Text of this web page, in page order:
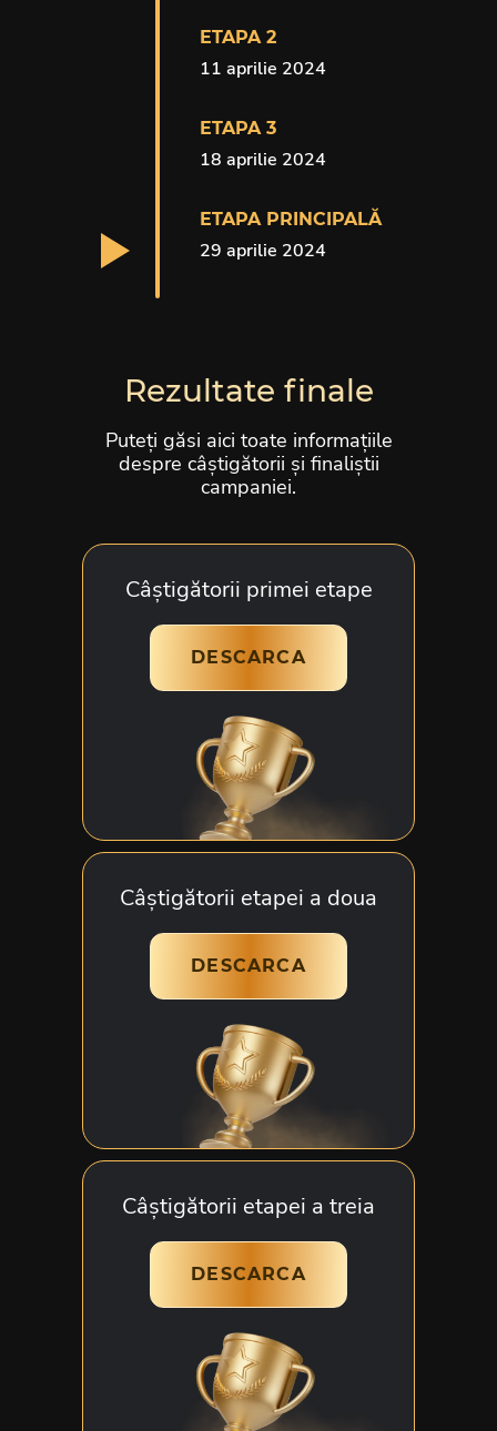
ETAPA 2
11 aprilie 2024
ETAPA 3
18 aprilie 2024
ETAPA PRINCIPALĂ
29 aprilie 2024
Rezultate finale
Puteți găsi aici toate informațiile
despre câștigătorii și finaliștii
campaniei.
Câștigătorii primei etape
DESCARCA
Câștigătorii etapei a doua
DESCARCA
Câștigătorii etapei a treia
DESCARCA